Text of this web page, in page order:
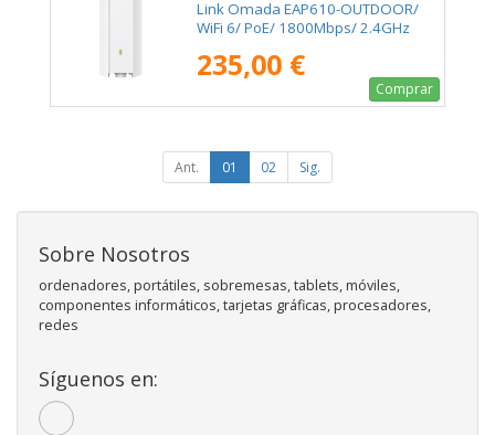
Link Omada EAP610-OUTDOOR/
WiFi 6/ PoE/ 1800Mbps/ 2.4GHz
802.11ax/ac/a/n/b/g
235,00 €
Comprar
Ant. 01 02 Sig.
Sobre Nosotros
ordenadores, portátiles, sobremesas, tablets, móviles,
componentes informáticos, tarjetas gráficas, procesadores,
redes
Síguenos en: